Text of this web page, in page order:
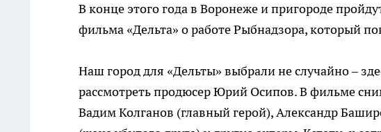
В конце этого года в Воронеже и пригороде
фильма «Дельта» о работе Рыбнадзора, который
Наш город для «Дельты» выбрали не случайно –
рассмотреть продюсер Юрий Осипов. В фильме
Вадим Колганов (главный герой), Александр